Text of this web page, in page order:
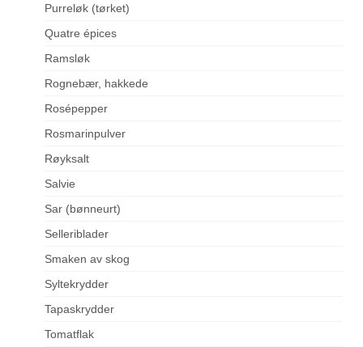
Purreløk (tørket)
Quatre épices
Ramsløk
Rognebær, hakkede
Rosépepper
Rosmarinpulver
Røyksalt
Salvie
Sar (bønneurt)
Selleriblader
Smaken av skog
Syltekrydder
Tapaskrydder
Tomatflak